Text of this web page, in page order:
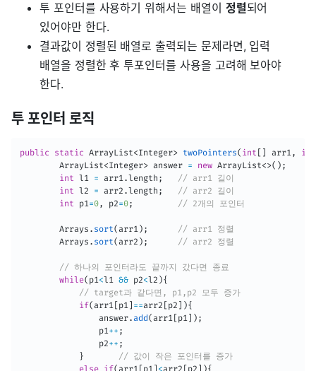
투 포인터를 사용하기 위해서는 배열이 정렬되어
있어야만 한다.
결과값이 정렬된 배열로 출력되는 문제라면, 입력
배열을 정렬한 후 투포인터를 사용을 고려해 보아야
한다.
투 포인터 로직
public static ArrayList<Integer> twoPointers( int arr1,
int
ArrayList<Integer> answer = new ArrayList<>( ) ;
int l1 = arr1.length ;
// arr1 길이
int l2 = arr2 .length ;
int p1=0, p2=0; // 2개의 포인터
Arrays . sort(arr1 ) ;
// arr1 정렬
Arrays . sort(arr2 ) ; // arr2 정렬
// 하나의 포인터라도 끝까지 갔다면 종료
while( p1<l1 && p2<l2 ){
// target과 같다면, p1,p2 모두 증가
if(arr1 p1 ==arr2 p2 ){
                answer
.add (arr1 p1 ) ;
                p1
++ ;
                p2
++ ;
}
// 값이 작은 포인터를 증가